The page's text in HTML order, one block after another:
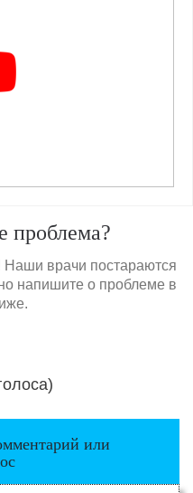
проблема?
Наши врачи постараются
напишите о проблеме в
или